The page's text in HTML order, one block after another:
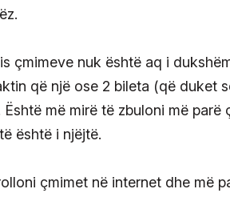
çmimeve nuk është aq i
që një ose 2 bileta (që duket
Është më mirë të zbuloni më
është i njëjtë.
çmimet në internet dhe më